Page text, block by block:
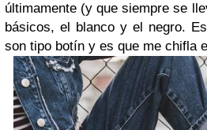
últimamente (y que siempre se
básicos, el blanco y el negro.
son tipo botín y es que me chifla